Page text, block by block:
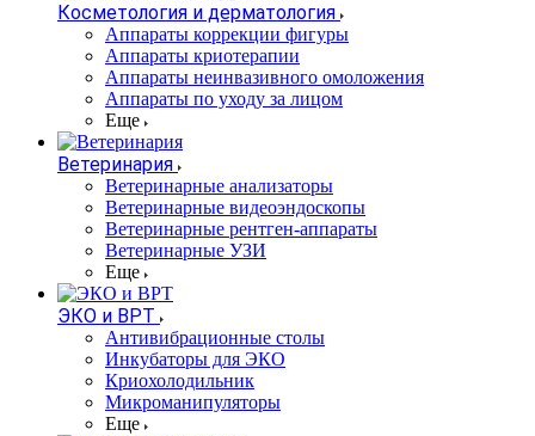
Косметология и дерматология
Аппараты коррекции фигуры
Аппараты криотерапии
Аппараты неинвазивного омоложения
Аппараты по уходу за лицом
Еще
Ветеринария
Ветеринарные анализаторы
Ветеринарные видеоэндоскопы
Ветеринарные рентген-аппараты
Ветеринарные УЗИ
Еще
ЭКО и ВРТ
Антивибрационные столы
Инкубаторы для ЭКО
Криохолодильник
Микроманипуляторы
Еще